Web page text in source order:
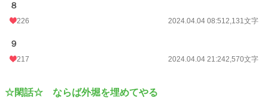
８
226 2024.04.04 08:512,131文字
９
217 2024.04.04 21:242,570文字
☆閑話☆ ならば外堀を埋めてやる